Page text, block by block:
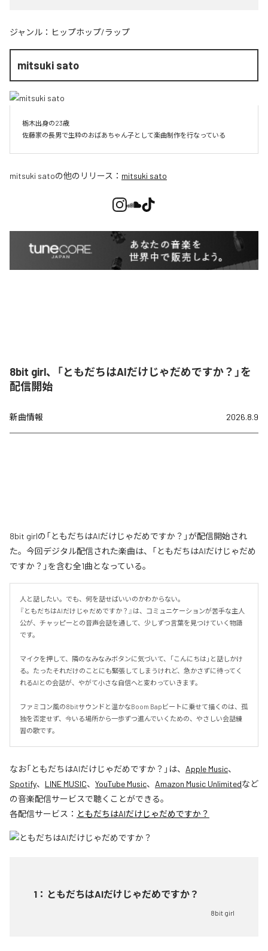
ジャンル： ヒップホップ/ラップ
mitsuki sato
栃木出身の23歳
佐藤家の長男で生粋のおばあちゃん子として楽曲制作を行なっている
mitsuki satoの他のリリース： mitsuki sato
8bit girl、「ともだちはAIだけじゃだめですか？」を
配信開始
新曲情報 2026.8.9
8bit girlの「ともだちはAIだけじゃだめですか？」が配信開始され
た。今回デジタル配信された楽曲は、「ともだちはAIだけじゃだめ
ですか？」を含む全1曲となっている。
人と話したい。でも、何を話せばいいのかわからない。
『ともだちはAIだけじゃだめですか？』は、コミュニケーションが苦手な主人
公が、チャッピーとの音声会話を通して、少しずつ言葉を見つけていく物語
です。
マイクを押して、隣のなみなみボタンに気づいて、「こんにちは」と話しかけ
る。たったそれだけのことにも緊張してしまうけれど、急かさずに待ってく
れるAIとの会話が、やがて小さな自信へと変わっていきます。
ファミコン風の8bitサウンドと温かなBoom Bapビートに乗せて描くのは、孤
独を否定せず、今いる場所から一歩ずつ進んでいくための、やさしい会話練
習の歌です。
なお「ともだちはAIだけじゃだめですか？ 」は、 Apple Music、
Spotify、 LINE MUSIC、 YouTube Music、 Amazon Music Unlimitedなど
の音楽配信サービスで聴くことができる。
各配信サービス： ともだちはAIだけじゃだめですか？
1 ： ともだちはAIだけじゃだめですか？
8bit girl